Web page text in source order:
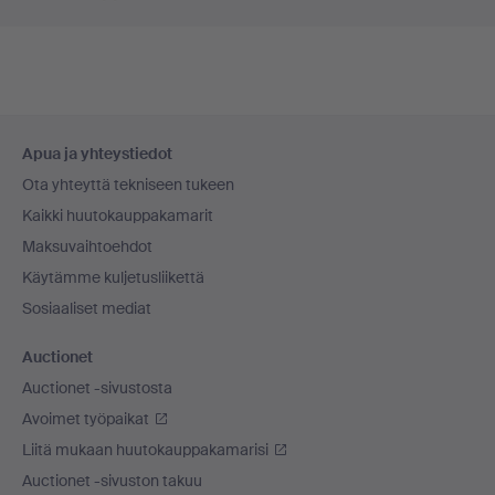
Apua ja yhteystiedot
Ota yhteyttä tekniseen tukeen
Kaikki huutokauppakamarit
Maksuvaihtoehdot
Käytämme kuljetusliikettä
Sosiaaliset mediat
Auctionet
Auctionet -sivustosta
Avoimet työpaikat
Liitä mukaan huutokauppakamarisi
Auctionet -sivuston takuu